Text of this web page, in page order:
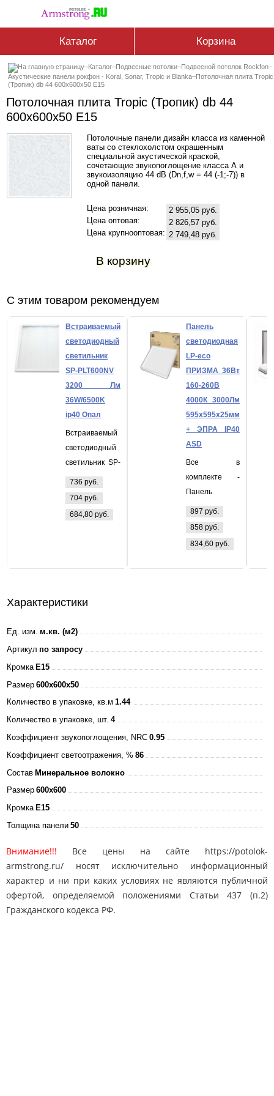
Каталог Корзина
–Каталог–Подвесные потолки–Подвесной потолок Rockfon–
Акустические панели рокфон - Koral, Sonar, Tropic и Blanka–Потолочная плита Tropic
(Тропик) db 44 600x600x50 E15
Потолочная плита Tropic (Тропик) db 44
600x600x50 E15
Потолочные панели дизайн класса из каменной
ваты со стеклохолстом окрашенным
специальной акустической краской,
сочетающие звукопоглощение класса А и
звукоизоляцию 44 dB (Dn,f,w = 44 (-1;-7)) в
одной панели.
Цена розничная:
2 955,05 руб.
Цена оптовая:
2 826,57 руб.
Цена крупнооптовая: 2 749,48 руб.
В корзину
С этим товаром рекомендуем
Встраиваемый
светодиодный
светильник
SP-PLT600NV
3200 Лм
36W/6500K
ip40 Опал
Встраиваемый
светодиодный
светильник SP-
PLT600NV 3200
Лм 36W/6500K
ip40 Опал
736 руб.
704 руб.
684,80 руб.
Панель
светодиодная
LP-eco
ПРИЗМА 36Вт
160-260В
4000К 3000Лм
595х595х25мм
+ ЭПРА IP40
ASD
Все в
комплекте -
Панель
светодиодная
LP-eco
ПРИЗМА 36Вт
160-260В
897 руб.
858 руб.
834,60 руб.
Характеристики
Ед. изм. м.кв. (м2)
Артикул по запросу
Кромка E15
Размер 600x600x50
Количество в упаковке, кв.м 1.44
Количество в упаковке, шт. 4
Коэффициент звукопоглощения, NRC 0.95
Коэффициент светоотражения, % 86
Состав Минеральное волокно
Размер 600x600
Кромка E15
Толщина панели 50
Внимание!!! Все цены на сайте https://potolok-
armstrong.ru/ носят исключительно информационный
характер и ни при каких условиях не являются публичной
офертой, определяемой положениями Статьи 437 (п.2)
Гражданского кодекса РФ.